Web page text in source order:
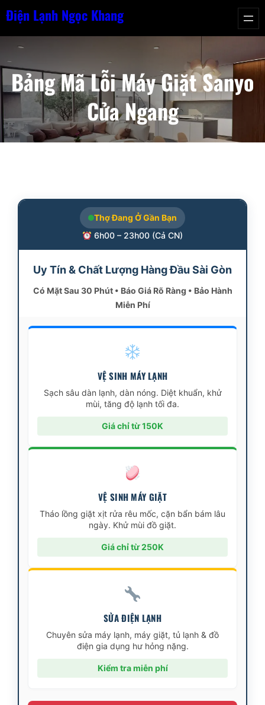
Chuyển
nội
dung
Điện Lạnh Ngọc Khang
Bảng Mã Lỗi Máy Giặt Sanyo
Cửa Ngang
Thợ Đang Ở Gần Bạn
6h00 – 23h00 (Cả CN)
Uy Tín & Chất Lượng Hàng Đầu Sài Gòn
Có Mặt Sau 30 Phút • Báo Giá Rõ Ràng • Bảo Hành
Miễn Phí
VỆ SINH MÁY LẠNH
Sạch sâu dàn lạnh, dàn nóng. Diệt khuẩn, khử
mùi, tăng độ lạnh tối đa.
Giá chỉ từ 150K
VỆ SINH MÁY GIẶT
Tháo lồng giặt xịt rửa rêu mốc, cặn bẩn bám lâu
ngày. Khử mùi đồ giặt.
Giá chỉ từ 250K
SỬA ĐIỆN LẠNH
Chuyên sửa máy lạnh, máy giặt, tủ lạnh & đồ
điện gia dụng hư hỏng nặng.
Kiểm tra miễn phí